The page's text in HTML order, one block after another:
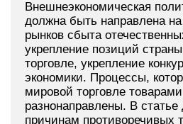
Внешнеэкономическая
должна быть направлена
рынков сбыта
укрепление позиций
торговле, укрепление
экономики. Процессы,
мировой торговле
разнонаправлены. В статье
причинам противоречивых